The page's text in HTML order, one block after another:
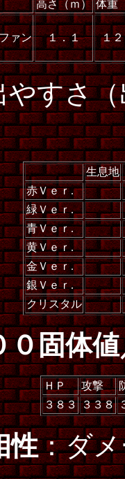
高さ（ｍ） 体重
ァン １．１ １
やすさ
生息地
赤Ｖｅｒ.
緑Ｖｅｒ.
青Ｖｅｒ.
黄Ｖｅｒ.
金Ｖｅｒ.
銀Ｖｅｒ.
クリスタル
０固体
ＨＰ 攻撃
３８３ ３３８
性：ダ